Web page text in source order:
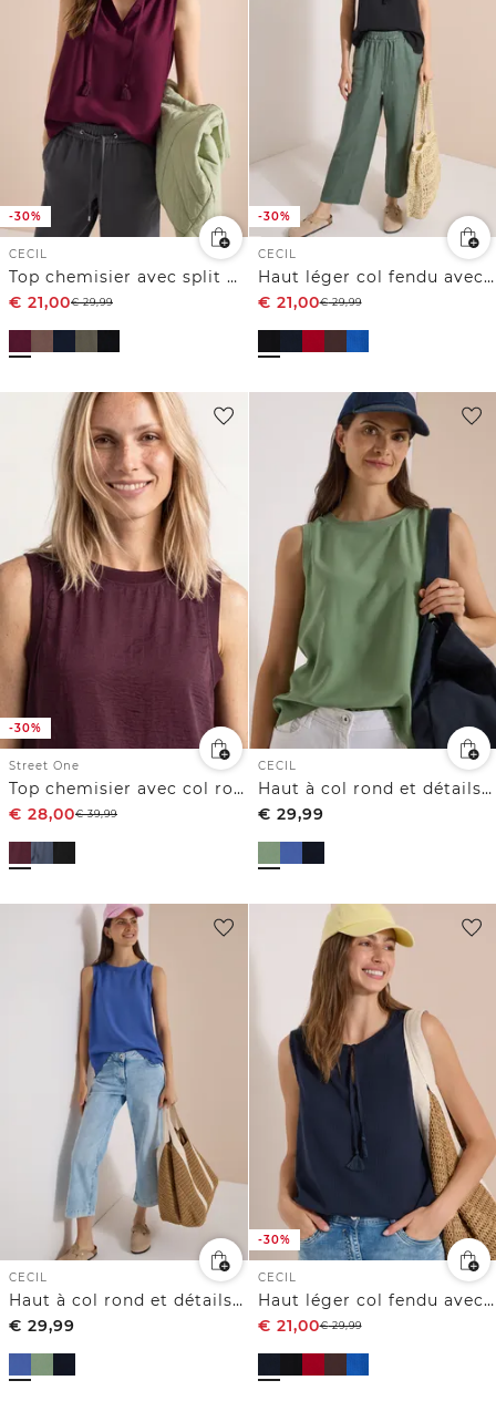
-30%
CECIL
Top chemisier avec split neck et rubans
€ 21,00€29,99
-30%
CECIL
Haut léger col fendu avec cordons
€ 21,00€29,99
-30%
Street One
Top chemisier avec col rond et détail tape
€ 28,00€39,99
CECIL
Haut à col rond et détails côtelés
€ 29,99
CECIL
Haut à col rond et détails côtelés
€ 29,99
-30%
CECIL
Haut léger col fendu avec cordons
€ 21,00€29,99